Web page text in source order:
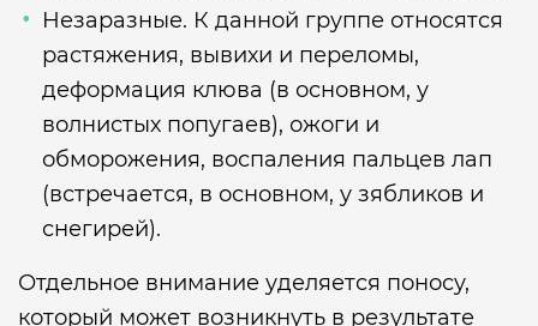
Незаразные. К данной группе относятся
растяжения, вывихи и переломы,
деформация клюва (в основном, у
волнистых попугаев), ожоги и
обморожения, воспаления пальцев лап
(встречается, в основном, у зябликов и
снегирей).
Отдельное внимание уделяется поносу,
который может возникнуть в результате